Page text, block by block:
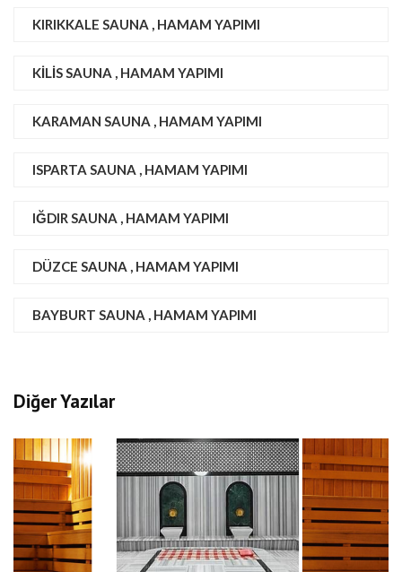
KIRIKKALE SAUNA , HAMAM YAPIMI
KILIS SAUNA , HAMAM YAPIMI
KARAMAN SAUNA , HAMAM YAPIMI
ISPARTA SAUNA , HAMAM YAPIMI
IĞDIR SAUNA , HAMAM YAPIMI
DÜZCE SAUNA , HAMAM YAPIMI
BAYBURT SAUNA , HAMAM YAPIMI
Diğer Yazılar